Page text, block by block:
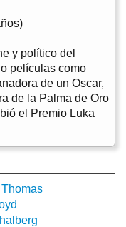
y político del
películas como
de un Oscar,
de la Palma de Oro
el Premio Luka